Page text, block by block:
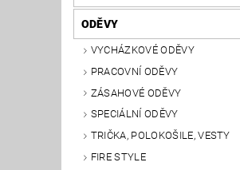
ODĚVY
VYCHÁZKOVÉ ODĚVY
PRACOVNÍ ODĚVY
ZÁSAHOVÉ ODĚVY
SPECIÁLNÍ ODĚVY
TRIČKA, POLOKOŠILE, VESTY
FIRE STYLE